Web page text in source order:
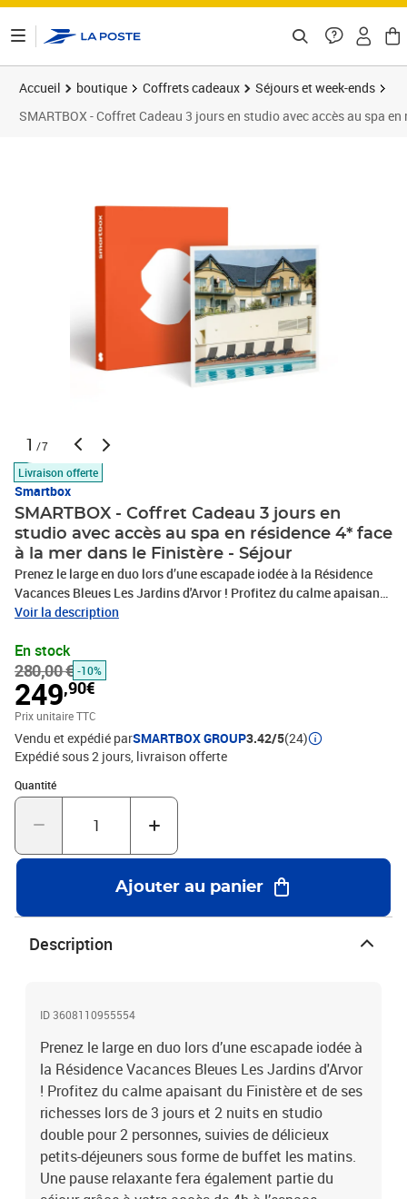
Accueil boutique Coffrets cadeaux
Séjours et week-ends
SMARTBOX - Coffret Cadeau 3 jours en studio avec accès au spa
1 /7
Livraison offerte
Smartbox
SMARTBOX - Coffret Cadeau 3 jours en
studio avec accès au spa en résidence 4* face
à la mer dans le Finistère - Séjour
Prenez le large en duo lors d’une escapade iodée à la Résidence
Vacances Bleues Les Jardins d'Arvor ! Profitez du calme apaisant
du Finistère et de ses richesses lors de 3 jours et 2 nuits en studio
sous forme de buffet les matins. Une pause relaxante fera
également partie du séjour grâce à votre accès de 4h à l’espace
détente. Appréciez en toute sérénité la piscine extérieure, le
hammam ou encore le sauna pour vous offrir un moment rien qu’à
vous. Cet établissement 4 étoiles situé au Bénodet a tout pour
plaire, alliant à merveille le charme de la tradition bretonne au
confort moderne. Venez goûter à la douceur de vivre de la côte
atlantique pour vous ressourcer en toute simplicité !3 jours en
studio avec accès au spa en résidence 4* face à la mer dans le
Finistère
Voir la description
En stock
280,00 € -10%
249,90€
Prix unitaire TTC
Vendu et expédié parSMARTBOX GROUP3.42/5(24)
Expédié sous 2 jours livraison offerte
Quantité
Quantité : 1
Ajouter au panier
Description
ID 3608110955554
Prenez le large en duo lors d’une escapade iodée à
la Résidence Vacances Bleues Les Jardins d'Arvor
! Profitez du calme apaisant du Finistère et de ses
richesses lors de 3 jours et 2 nuits en studio
double pour 2 personnes, suivies de délicieux
petits-déjeuners sous forme de buffet les matins.
Une pause relaxante fera également partie du